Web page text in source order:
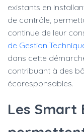
existants en
de contrôle,
continue de leur
de Gestion
dans cette
contribuant à des
écoresponsables.
Les Smart